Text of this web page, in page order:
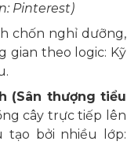
Pinterest)
chốn nghỉ dưỡng,
gian theo logic: Kỹ
(Sân thượng tiểu
cây trực tiếp lên
tạo bởi nhiều lớp: